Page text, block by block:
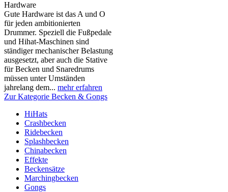
Hardware
Gute Hardware ist das A und O
für jeden ambitionierten
Drummer. Speziell die Fußpedale
und Hihat-Maschinen sind
ständiger mechanischer Belastung
ausgesetzt, aber auch die Stative
für Becken und Snaredrums
müssen unter Umständen
jahrelang dem... mehr erfahren
Zur Kategorie Becken & Gongs
HiHats
Crashbecken
Ridebecken
Splashbecken
Chinabecken
Effekte
Beckensätze
Marchingbecken
Gongs